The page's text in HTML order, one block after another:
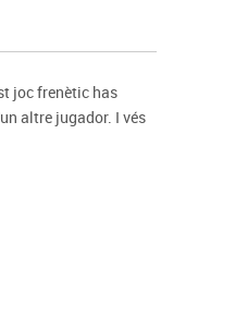
joc frenètic has
altre jugador. I vés